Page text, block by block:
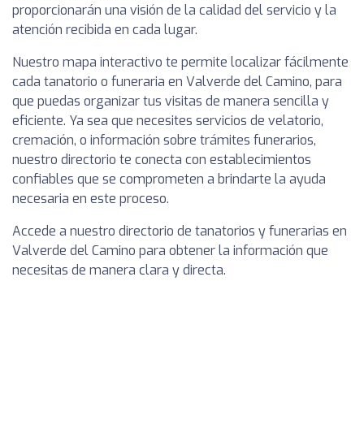
proporcionarán una visión de la calidad del servicio y la
atención recibida en cada lugar.
Nuestro mapa interactivo te permite localizar fácilmente
cada tanatorio o funeraria en Valverde del Camino, para
que puedas organizar tus visitas de manera sencilla y
eficiente. Ya sea que necesites servicios de velatorio,
cremación, o información sobre trámites funerarios,
nuestro directorio te conecta con establecimientos
confiables que se comprometen a brindarte la ayuda
necesaria en este proceso.
Accede a nuestro directorio de tanatorios y funerarias en
Valverde del Camino para obtener la información que
necesitas de manera clara y directa.